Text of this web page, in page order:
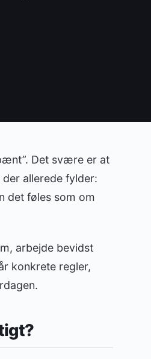
Det svære er at
allerede fylder:
det føles som om
arbejde bevidst
konkrete regler,